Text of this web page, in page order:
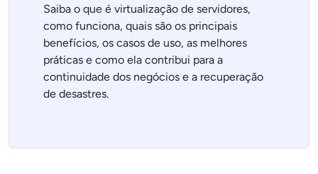
Saiba o que é virtualização de servidores,
como funciona, quais são os principais
benefícios, os casos de uso, as melhores
práticas e como ela contribui para a
continuidade dos negócios e a recuperação
de desastres.